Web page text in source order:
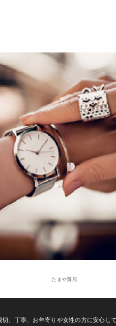
たまや質店
、丁寧、お年寄りや女性の方に安心し